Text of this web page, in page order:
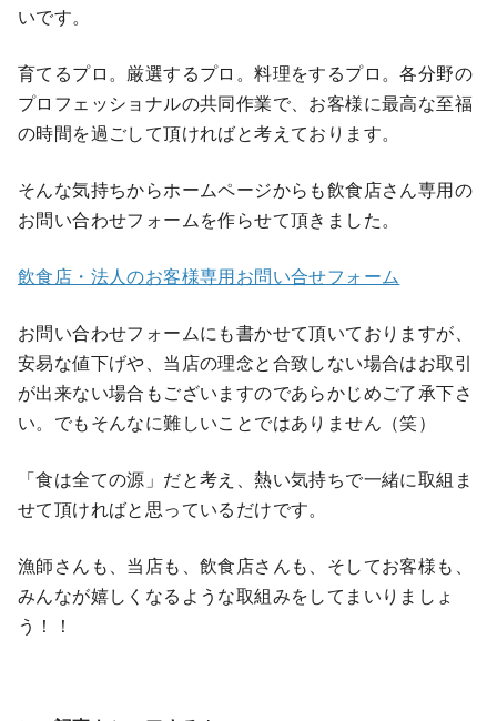
いです。
育てるプロ。厳選するプロ。料理をするプロ。各分野の
プロフェッショナルの共同作業で、お客様に最高な至福
の時間を過ごして頂ければと考えております。
そんな気持ちからホームページからも飲食店さん専用の
お問い合わせフォームを作らせて頂きました。
飲食店・法人のお客様専用お問い合せフォーム
お問い合わせフォームにも書かせて頂いておりますが、
安易な値下げや、当店の理念と合致しない場合はお取引
が出来ない場合もございますのであらかじめご了承下さ
い。でもそんなに難しいことではありません（笑）
「食は全ての源」だと考え、熱い気持ちで一緒に取組ま
せて頂ければと思っているだけです。
漁師さんも、当店も、飲食店さんも、そしてお客様も、
みんなが嬉しくなるような取組みをしてまいりましょ
う！！